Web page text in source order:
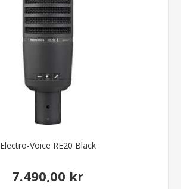
Electro-Voice RE20 Black
7.490,00 kr